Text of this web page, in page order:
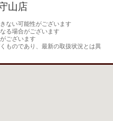
山店
ない可能性がございます
る場合がございます
ございます
ものであり、最新の取扱状況とは異